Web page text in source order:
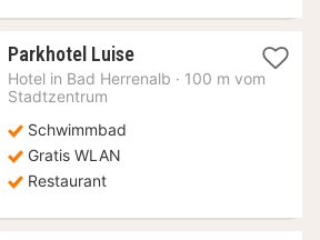
Parkhotel Luise1
Nacht
Hotel in Bad Herrenalb · 100 m vom
Stadtzentrum
Schwimmbad
Gratis WLAN
Restaurant